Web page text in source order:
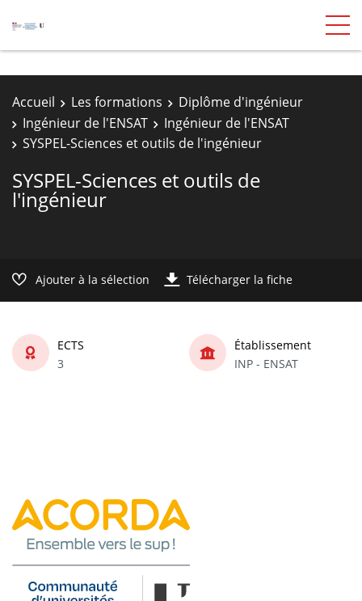
Accueil Les formations
Diplôme d'ingénieur
Ingénieur de l'ENSAT
Ingénieur de l'ENSAT
SYSPEL-Sciences et outils de l'ingénieur
SYSPEL-Sciences et outils de
l'ingénieur
Ajouter à la sélection Télécharger la fiche
ECTS
3
Établissement
INP - ENSAT